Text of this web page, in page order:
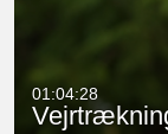
01:04:28